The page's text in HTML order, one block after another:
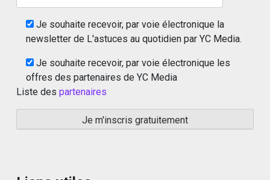
Je souhaite recevoir, par voie électronique la
newsletter de L'astuces au quotidien par YC Media.
Je souhaite recevoir, par voie électronique les
offres des partenaires de YC Media
Liste des partenaires